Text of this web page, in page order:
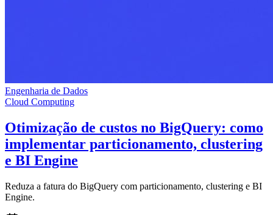
Engenharia de Dados
Cloud Computing
Otimização de custos no BigQuery: como
implementar particionamento, clustering
e BI Engine
Reduza a fatura do BigQuery com particionamento, clustering e BI
Engine.